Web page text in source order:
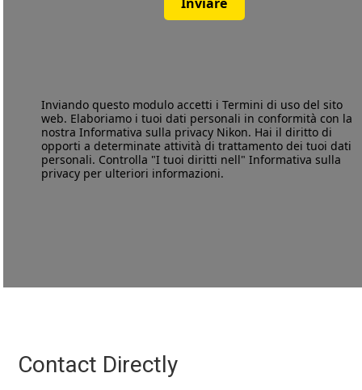
Inviare
Inviando questo modulo accetti iTermini di uso del sito
web. Elaboriamo i tuoi dati personali in conformità con la
nostraInformativa sulla privacy Nikon. Hai il diritto di
opporti a determinate attività di trattamento dei tuoi dati
personali. Controlla "I tuoi diritti nell" Informativa sulla
privacy per ulteriori informazioni.
Contact Directly